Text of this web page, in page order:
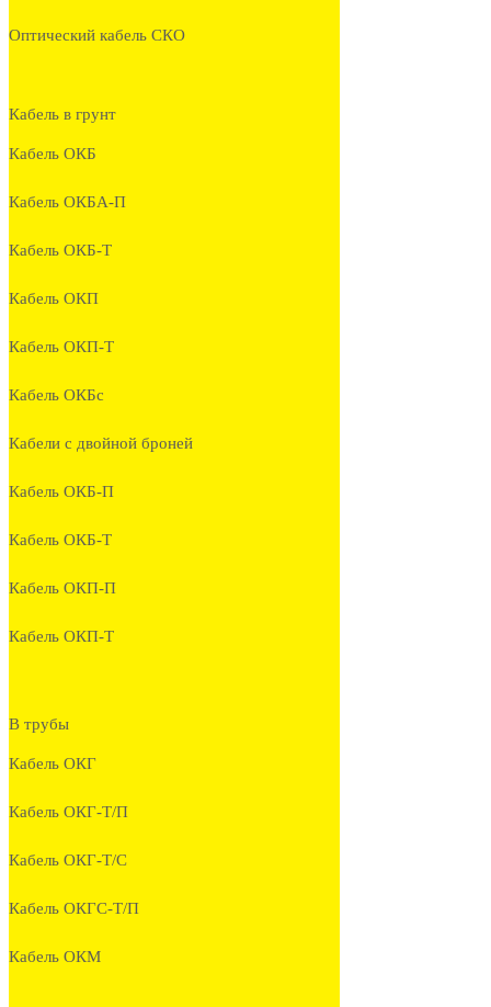
Оптический кабель СКО
Кабель в грунт
Кабель ОКБ
Кабель ОКБА-П
Кабель ОКБ-Т
Кабель ОКП
Кабель ОКП-Т
Кабель ОКБc
Кабели с двойной броней
Кабель ОКБ-П
Кабель ОКБ-Т
Кабель ОКП-П
Кабель ОКП-Т
В трубы
Кабель ОКГ
Кабель ОКГ-Т/П
Кабель ОКГ-Т/С
Кабель ОКГС-Т/П
Кабель ОКМ